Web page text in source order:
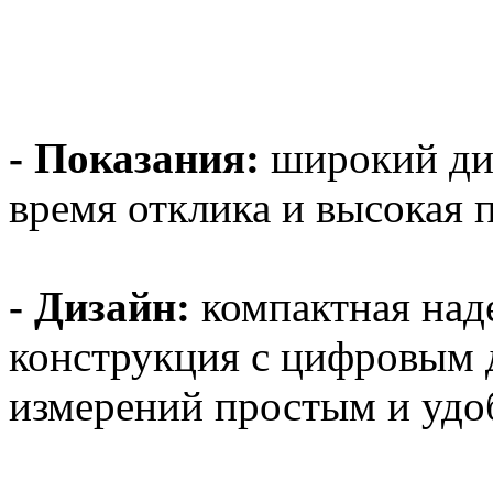
- Показания: широкий
время отклика и высокая
- Дизайн: компактная
конструкция с цифровым
измерений простым и